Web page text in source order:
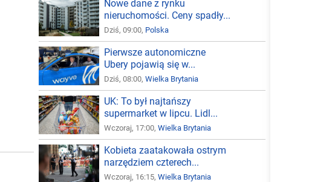
Nowe dane z rynku
nieruchomości. Ceny spadły...
Dziś, 09:00, Polska
Pierwsze autonomiczne
Ubery pojawią się w...
Dziś, 08:00,Wielka Brytania
UK: To był najtańszy
supermarket w lipcu. Lidl...
Wczoraj, 17:00,Wielka Brytania
Kobieta zaatakowała ostrym
narzędziem czterech...
Wczoraj, 16:15,Wielka Brytania